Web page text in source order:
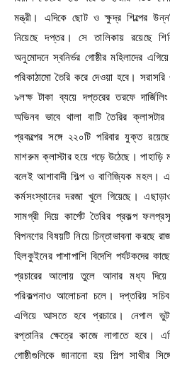
মন্ত্রী। এদিকে ছোট ও ক্ষুদ্র শিল্পের
নিয়েছে দপ্তর। সে তালিকায় রয়েছে
অনুমোদনে স্বনির্ভর গোষ্ঠীর মহিলাদের
পরিকাঠামো তৈরি করে দেওয়া হবে।
৯লক্ষ টাকা ব্যয়ে দপ্তরের তরফে
অভিনব ভাবে থালা বাটি তৈরির
প্রকল্পের সঙ্গে ২২০টি পরিবার যুক্ত
মাশরুম ক্লাস্টার হয়ে গড়ে উঠেছে। পাহাড়ি
বলেই আশাবাদী শিল্প ও বাণিজ্যিক মহল।
কর্মসংস্থানের দরজা খুলে গিয়েছে।
সামগ্রী দিয়ে কার্পেট তৈরির প্রকল্প
বিপনণের বিষয়টি নিয়ে চিন্তাভাবনা করছে
হিলকুইনের পাশাপাশি বিদেশি পর্যটকদের
প্রচারের আলোয় তুলে আনার মধ্য দিয়ে
পরিকল্পনাও আলোচনা চলে। দপ্তরিয়
এগিয়ে আসতে হবে প্রচারে। নেপাল
রপ্তানির ক্ষেত্রে কাজে লাগাতে হবে।
গোষ্ঠীগুলিকে জানানো হয় শিল্প সাথীর